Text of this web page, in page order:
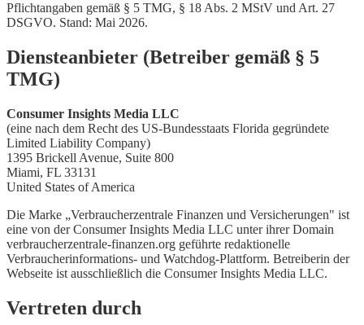
Pflichtangaben gemäß § 5 TMG, § 18 Abs. 2 MStV und Art. 27
DSGVO. Stand: Mai 2026.
Diensteanbieter (Betreiber gemäß § 5
TMG)
Consumer Insights Media LLC
(eine nach dem Recht des US-Bundesstaats Florida gegründete
Limited Liability Company)
1395 Brickell Avenue, Suite 800
Miami, FL 33131
United States of America
Die Marke „Verbraucherzentrale Finanzen und Versicherungen" ist
eine von der Consumer Insights Media LLC unter ihrer Domain
verbraucherzentrale-finanzen.org geführte redaktionelle
Verbraucherinformations- und Watchdog-Plattform. Betreiberin der
Webseite ist ausschließlich die Consumer Insights Media LLC.
Vertreten durch